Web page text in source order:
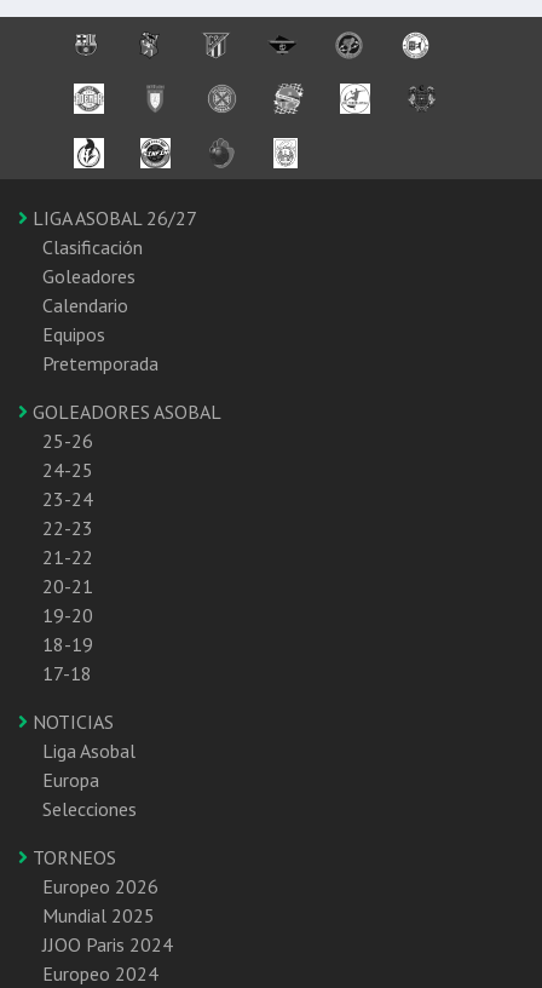
LIGA ASOBAL 26/27
Clasificación
Goleadores
Calendario
Equipos
Pretemporada
GOLEADORES ASOBAL
25-26
24-25
23-24
22-23
21-22
20-21
19-20
18-19
17-18
NOTICIAS
Liga Asobal
Europa
Selecciones
TORNEOS
Europeo 2026
Mundial 2025
JJOO Paris 2024
Europeo 2024